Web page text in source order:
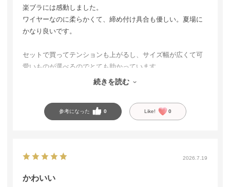
楽ブラには感動しました。
ワイヤーなのに柔らかくて、締め付け具合も優しい。夏場に
かなり良いです。
セットで買ってテンションも上がるし、サイズ幅が広くて可
愛いものが選べるのでとても助かっています。
続きを読む
参考になった 0 Like! 0
2026.7.19
かわいい